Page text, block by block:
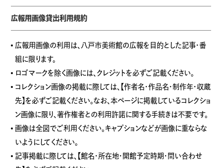
広報用画像貸出利用規約
広報用画像の利用は、八戸市美術館の広報を目的とした記事・番
組に限ります。
ロゴマークを除く画像には、クレジットを必ずご記載ください。
コレクション画像の掲載に際しては、【作者名・作品名・制作年・収蔵
先】を必ずご記載ください。なお、本ページに掲載しているコレクショ
ン画像に限り、著作権者との利用許諾に関する手続きは不要です。
画像は全図でご利用ください。キャプションなどが画像に重ならな
いようにしてください。
記事掲載に際しては、【館名・所在地・開館予定時期・問い合わせ